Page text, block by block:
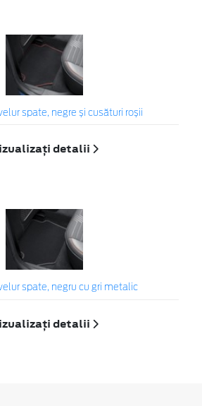
spate, negre și cusături roșii
detalii
spate, negru cu gri metalic
detalii